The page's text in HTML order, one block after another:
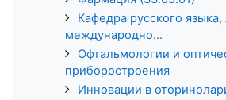
Кафедра русского
международно...
Офтальмологии и
приборостроения
Инновации в